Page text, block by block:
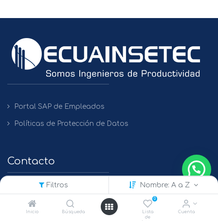
Filtros Nombre: A a Z
Inicio Búsqueda
0
Lista
de
Cuenta
Portal SAP de Empleados
Políticas de Protección de Datos
Contacto
QUITO
+(593) 2 450475 / 2269 148 / 2261 979